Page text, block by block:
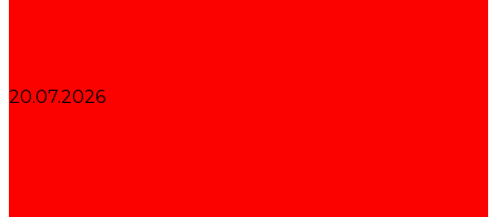
20.07.2026